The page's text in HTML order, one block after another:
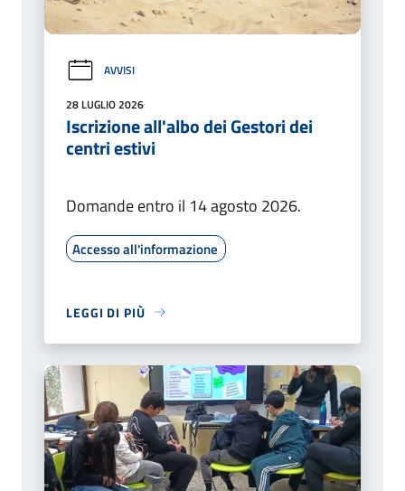
AVVISI
28 LUGLIO 2026
Iscrizione all'albo dei Gestori dei
centri estivi
Domande entro il 14 agosto 2026.
Accesso all'informazione
LEGGI DI PIÙ